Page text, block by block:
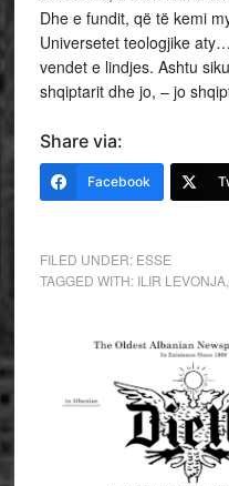
Dhe e fundit, që të kemi
Universetet teologjike
vendet e lindjes. Ashtu
shqiptarit dhe jo, – jo
Share via:
Facebook
FILED UNDER: ESSE
TAGGED WITH: ILIR LEVONJA,